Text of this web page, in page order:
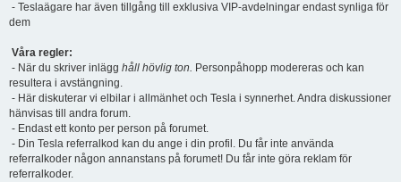
- Teslaägare har även tillgång till exklusiva VIP-avdelningar endast synliga för
dem
Våra regler:
- När du skriver inlägg håll hövlig ton. Personpåhopp modereras och kan
resultera i avstängning.
- Här diskuterar vi elbilar i allmänhet och Tesla i synnerhet. Andra diskussioner
hänvisas till andra forum.
- Endast ett konto per person på forumet.
- Din Tesla referralkod kan du ange i din profil. Du får inte använda
referralkoder någon annanstans på forumet! Du får inte göra reklam för
referralkoder.